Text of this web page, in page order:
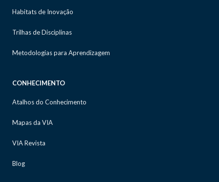
Habitats de Inovação
Trilhas de Disciplinas
Metodologias para Aprendizagem
CONHECIMENTO
Atalhos do Conhecimento
Mapas da VIA
VIA Revista
Blog